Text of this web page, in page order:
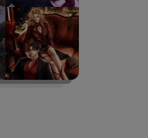
✨นิยายทั้งหมดของซัมติง ✨
📌BAD SET (พ่อแม่)
- BAD MAFIA กับดักมาเฟีย (ฮาเดส-เอริณ)
- BAD ENEMY กับดักศัตรู (มีนา-ฮันเตอร์)